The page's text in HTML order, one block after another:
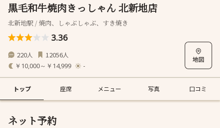
黒毛和牛焼肉きっしゃん 北新地店
北新地駅 / 焼肉、しゃぶしゃぶ、すき焼き
3.36
220人 12056人
￥10,000～￥14,999 -
トップ 座席 メニュー 写真 口コミ
ネット予約